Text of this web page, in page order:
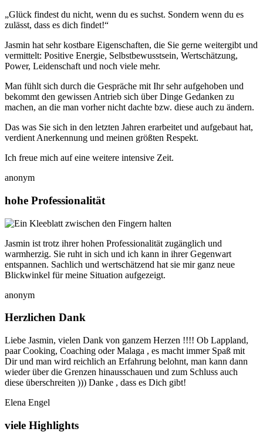
„Glück findest du nicht, wenn du es suchst. Sondern wenn du es
zulässt, dass es dich findet!“
Jasmin hat sehr kostbare Eigenschaften, die Sie gerne weitergibt und
vermittelt: Positive Energie, Selbstbewusstsein, Wertschätzung,
Power, Leidenschaft und noch viele mehr.
Man fühlt sich durch die Gespräche mit Ihr sehr aufgehoben und
bekommt den gewissen Antrieb sich über Dinge Gedanken zu
machen, an die man vorher nicht dachte bzw. diese auch zu ändern.
Das was Sie sich in den letzten Jahren erarbeitet und aufgebaut hat,
verdient Anerkennung und meinen größten Respekt.
Ich freue mich auf eine weitere intensive Zeit.
anonym
hohe Professionalität
Jasmin ist trotz ihrer hohen Professionalität zugänglich und
warmherzig. Sie ruht in sich und ich kann in ihrer Gegenwart
entspannen. Sachlich und wertschätzend hat sie mir ganz neue
Blickwinkel für meine Situation aufgezeigt.
anonym
Herzlichen Dank
Liebe Jasmin, vielen Dank von ganzem Herzen !!!! Ob Lappland,
paar Cooking, Coaching oder Malaga , es macht immer Spaß mit
Dir und man wird reichlich an Erfahrung belohnt, man kann dann
wieder über die Grenzen hinausschauen und zum Schluss auch
diese überschreiten ))) Danke , dass es Dich gibt!
Elena Engel
viele Highlights